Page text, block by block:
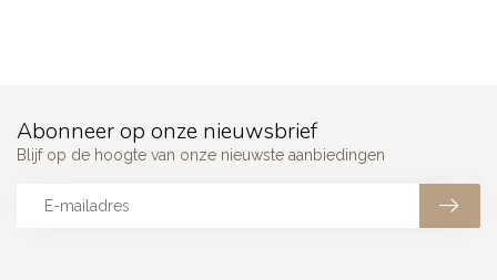
Abonneer op onze nieuwsbrief
Blijf op de hoogte van onze nieuwste aanbiedingen